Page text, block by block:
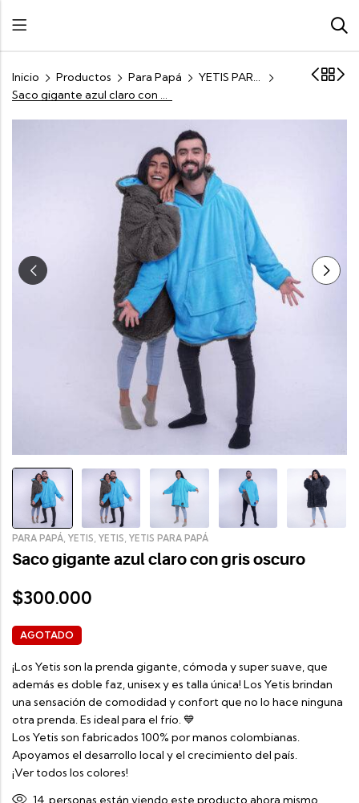
Inicio Productos Para Papá
YETIS PARA PAPÁ
Saco gigante azul claro con gris oscuro
PARA PAPÁ, YETIS, YETIS, YETIS PARA PAPÁ
Saco gigante azul claro con gris oscuro
$300.000
AGOTADO
¡Los Yetis son la prenda gigante, cómoda y super suave, que
además es doble faz, unisex y es talla única! Los Yetis brindan
una sensación de comodidad y confort que no lo hace ninguna
otra prenda. Es ideal para el frío. 💙
Los Yetis son fabricados 100% por manos colombianas.
Apoyamos el desarrollo local y el crecimiento del país.
¡Ver todos los colores!
14 personas están viendo este producto ahora mismo